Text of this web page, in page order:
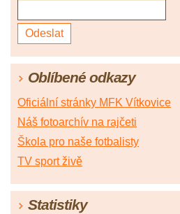
Oblíbené odkazy
Oficiální stránky MFK Vítkovice
Náš fotoarchív na rajčeti
Škola pro naše fotbalisty
TV sport živě
Statistiky